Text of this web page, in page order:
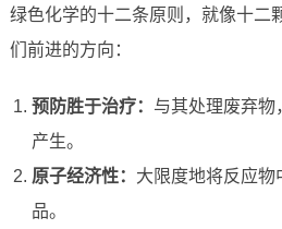
绿色化学的十二条原则，就像十二
们前进的方向：
预防胜于治疗： 与其处理废弃物
产生。
原子经济性： 大限度地将反应物
品。